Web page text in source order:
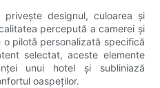
designul, culoarea și
percepută a camerei și
pilotă personalizată specifică
selectat, aceste elemente
unui hotel și subliniază
oaspeților.